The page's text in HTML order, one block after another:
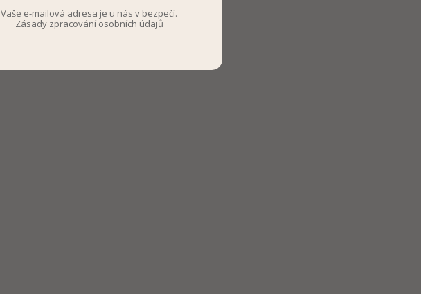
Vaše e-mailová adresa je u nás v bezpečí.
Zásady zpracování osobních údajů